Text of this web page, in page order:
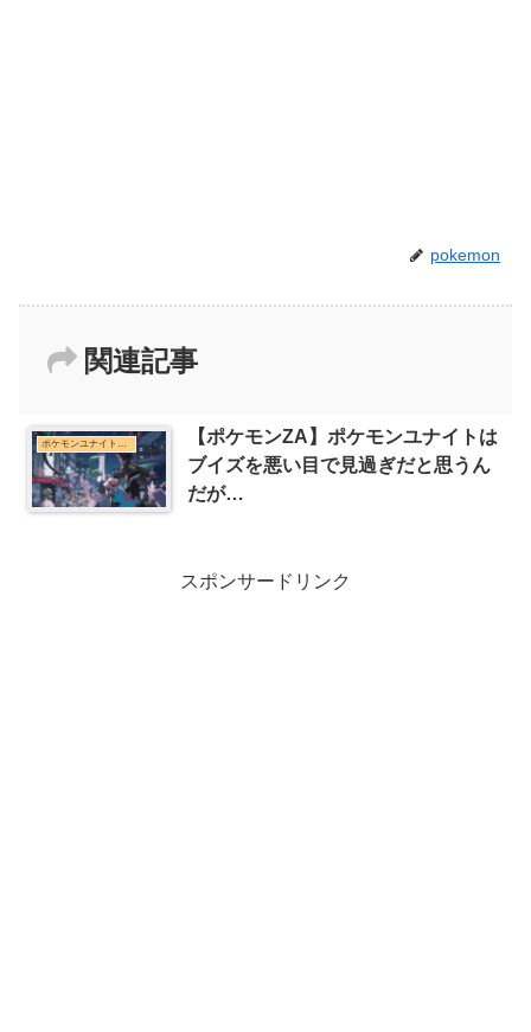
pokemon
関連記事
ポケモンユナイトまとめ
【ポケモンZA】ポケモンユナイトは
ブイズを悪い目で見過ぎだと思うん
だが…
スポンサードリンク